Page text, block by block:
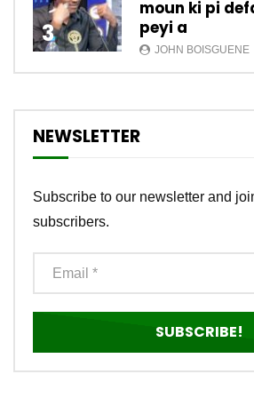
3
moun ki pi
peyi a
JOHN BOISGUENE
NEWSLETTER
Subscribe to our newsletter and
subscribers.